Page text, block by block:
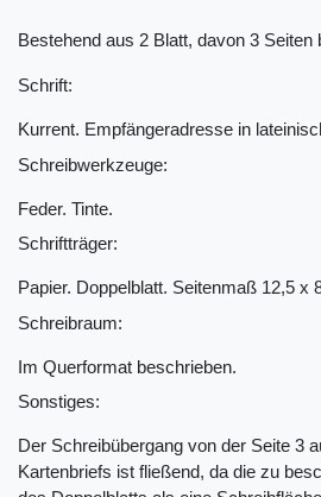
Bestehend aus 2 Blatt, davon 3 Seiten
Schrift:
Kurrent. Empfängeradresse in
Schreibwerkzeuge:
Feder. Tinte.
Schriftträger:
Papier. Doppelblatt. Seitenmaß 12,5 x
Schreibraum:
Im Querformat beschrieben.
Sonstiges:
Der Schreibübergang von der Seite 3
Kartenbriefs ist fließend, da die zu